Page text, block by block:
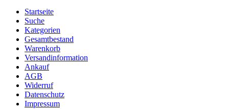
Startseite
Suche
Kategorien
Gesamtbestand
Warenkorb
Versandinformation
Ankauf
AGB
Widerruf
Datenschutz
Impressum